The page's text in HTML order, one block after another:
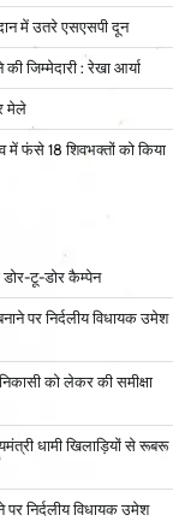
में उतरे एसएसपी दून
जिम्मेदारी : रेखा आर्या
मेले
में फंसे 18 शिवभक्तों को किया
टू-डोर कैम्पेन
पर निर्दलीय विधायक उमेश
को लेकर की समीक्षा
धामी खिलाड़ियों से रूबरू
पर निर्दलीय विधायक उमेश